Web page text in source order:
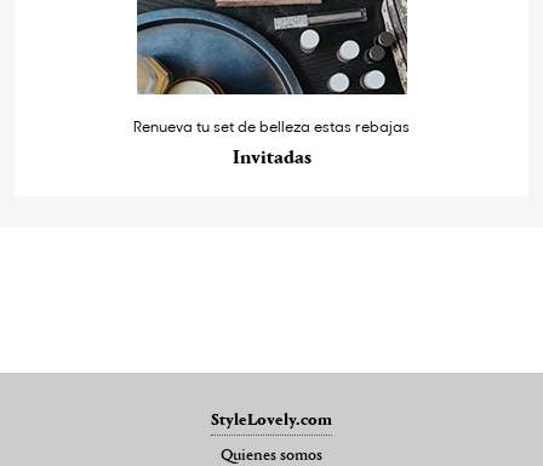
Renueva tu set de belleza estas rebajas
Invitadas
StyleLovely.com
Quienes somos